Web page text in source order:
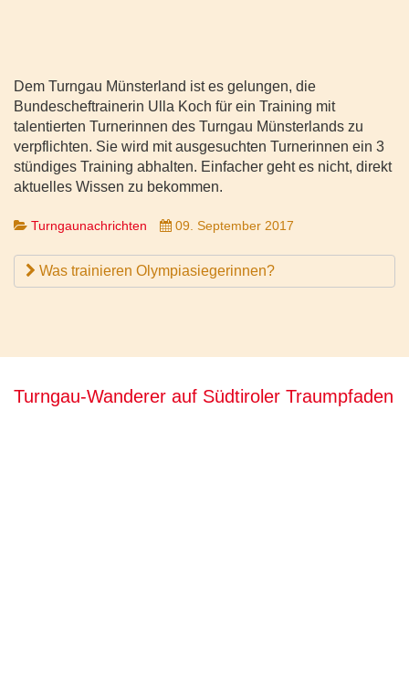
Dem Turngau Münsterland ist es gelungen, die
Bundescheftrainerin Ulla Koch für ein Training mit
talentierten Turnerinnen des Turngau Münsterlands zu
verpflichten. Sie wird mit ausgesuchten Turnerinnen ein 3
stündiges Training abhalten. Einfacher geht es nicht, direkt
aktuelles Wissen zu bekommen.
Turngaunachrichten 09. September 2017
Was trainieren Olympiasiegerinnen?
Turngau-Wanderer auf Südtiroler Traumpfaden